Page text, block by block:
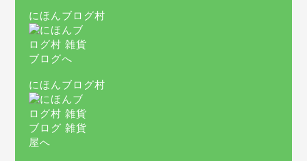
にほんブログ村
にほんブログ村